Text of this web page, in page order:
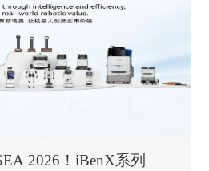
2026！iBenX系列